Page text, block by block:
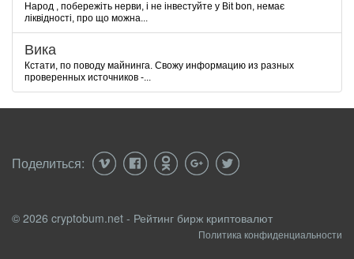
Народ , побережіть нерви, і не інвестуйте у Bit bon, немає
ліквідності, про що можна...
Вика
Кстати, по поводу майнинга. Свожу информацию из разных
проверенных источников -...
Поделиться:
© 2026 cryptobum.net - Рейтинг бирж криптовалют
Политика конфиденциальности